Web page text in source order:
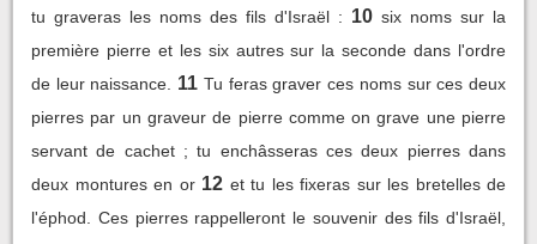
tu graveras les noms des fils d'Israël : 10 six noms sur la
première pierre et les six autres sur la seconde dans l'ordre
de leur naissance.
11 Tu feras graver ces noms sur ces deux
pierres par un graveur de pierre comme on grave une pierre
servant de cachet ; tu enchâsseras ces deux pierres dans
deux montures en or 12 et tu les fixeras sur les bretelles de
l'éphod. Ces pierres rappelleront le souvenir des fils d'Israël,